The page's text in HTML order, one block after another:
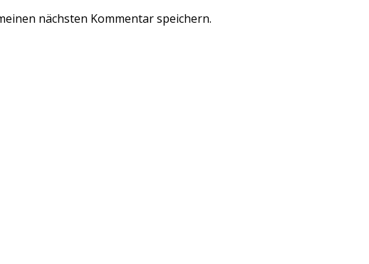
nächsten Kommentar speichern.